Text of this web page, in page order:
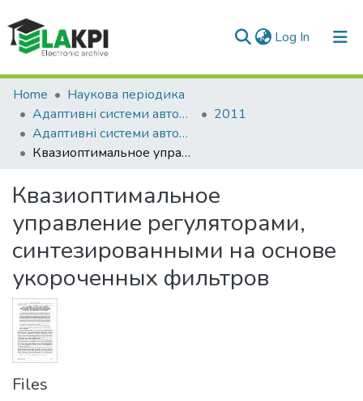
Log In (current)
Communities & Collections
All of DSpace
Statistics
Home
Наукова періодика
Адаптивні системи автоматичного управління
2011
Адаптивні системи автоматичного управління: міжвідомчий науково-технічний збірник, № 18(38)
Квазиоптимальное управление регуляторами, синтезированными на основе укороченных фильтров
Квазиоптимальное
управление регуляторами,
синтезированными на основе
укороченных фильтров
Files